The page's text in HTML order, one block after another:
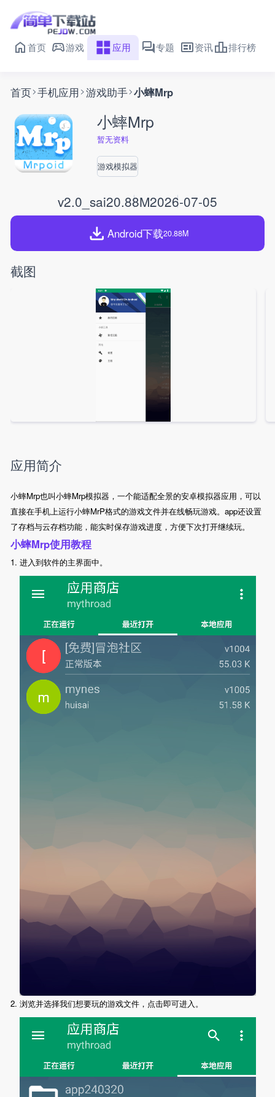
首页 游戏 应用 专题 资讯 排行榜
首页 手机应用 游戏助手 小蟀Mrp
小蟀Mrp
暂无资料
游戏模拟器
v2.0_sai20.88M2026-07-05
Android下载20.88M
截图
应用简介
小蟀Mrp也叫小蟀Mrp模拟器，一个能适配全景的安卓模拟器应用，可以
直接在手机上运行小蟀MrP格式的游戏文件并在线畅玩游戏。app还设置
了存档与云存档功能，能实时保存游戏进度，方便下次打开继续玩。
小蟀Mrp使用教程
1. 进入到软件的主界面中。
2. 浏览并选择我们想要玩的游戏文件，点击即可进入。